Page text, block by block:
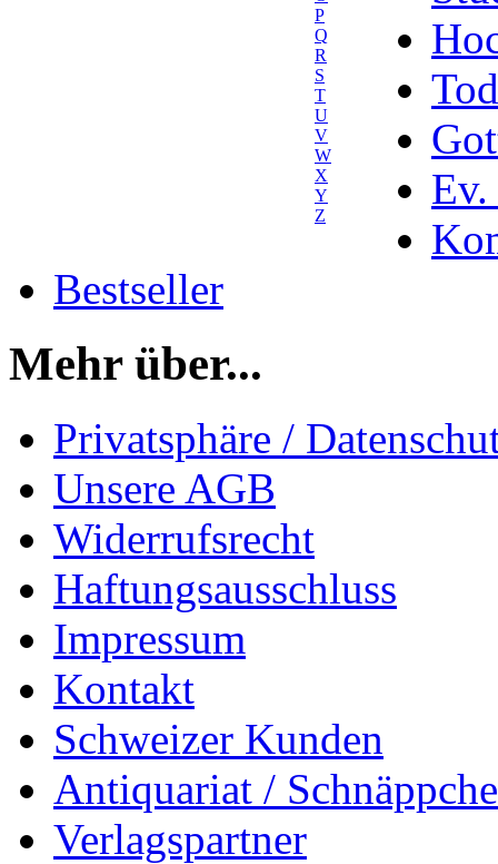
P
Q
R
S
T
U
V
W
X
Y
Z
Ev.
Bestseller
Mehr über...
Privatsphäre /
Unsere AGB
Widerrufsrecht
Haftungsausschluss
Impressum
Kontakt
Schweizer Kunden
Antiquariat /
Verlagspartner